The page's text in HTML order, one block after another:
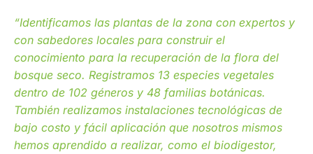
“Identificamos las plantas de la zona con expertos y
con sabedores locales para construir el
conocimiento para la recuperación de la flora del
bosque seco. Registramos 13 especies vegetales
dentro de 102 géneros y 48 familias botánicas.
También realizamos instalaciones tecnológicas de
bajo costo y fácil aplicación que nosotros mismos
hemos aprendido a realizar, como el biodigestor,